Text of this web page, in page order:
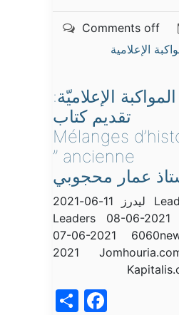
Comments off
الإعلامية
المواكبة الإعلاميّة:
تقديم كتاب
” Mélanges
ancienne ”
عمار محجوبي
Leaders 12-06-2021 ليدرز 11-06-2021
Leaders 08-06-2021
07-06-2021
2021